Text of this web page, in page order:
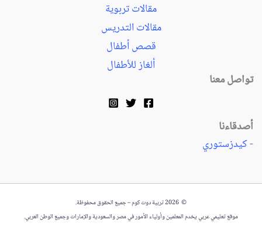
مقالات تربوية
مقالات التدريس
قصص أطفال
ألغاز للأطفال
تواصل معنا
أصدقاءنا
-كيدزستوري
© 2026 تربية دوت كوم – جميع الحقوق محفوظة.
موقع تعليمي عربي يخدم المعلمين وأولياء الأمور في مصر والسعودية والإمارات وجميع الوطن العربي.